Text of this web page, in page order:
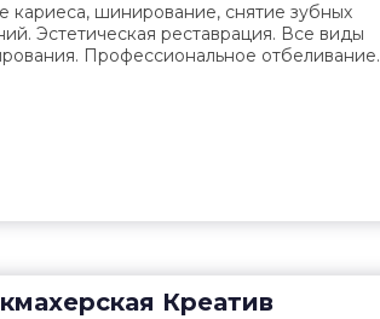
кариеса, шинирование, снятие зубных
Эстетическая реставрация. Все виды
Профессиональное отбеливание.
Креатив